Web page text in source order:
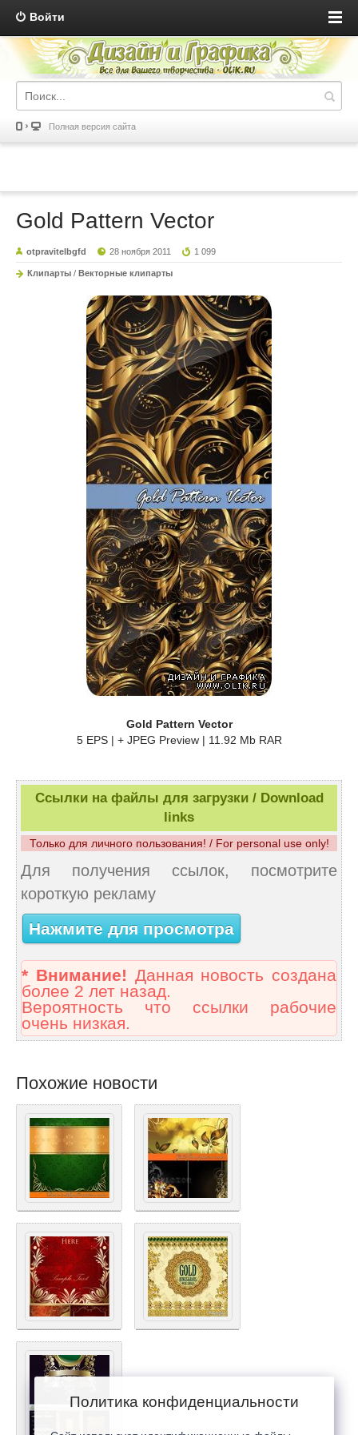
Войти
Полная версия сайта
Gold Pattern Vector
otpravitelbgfd 28 ноября 2011 1 099
Клипарты / Векторные клипарты
Gold Pattern Vector
5 EPS | + JPEG Preview | 11.92 Mb RAR
Ссылки на файлы для загрузки / Download
links
Только для личного пользования! / For personal use only!
Для получения ссылок, посмотрите
короткую рекламу
Нажмите для просмотра
* Внимание! Данная новость создана
более 2 лет назад.
Вероятность что ссылки рабочие
очень низкая.
Похожие новости
Политика конфиденциальности